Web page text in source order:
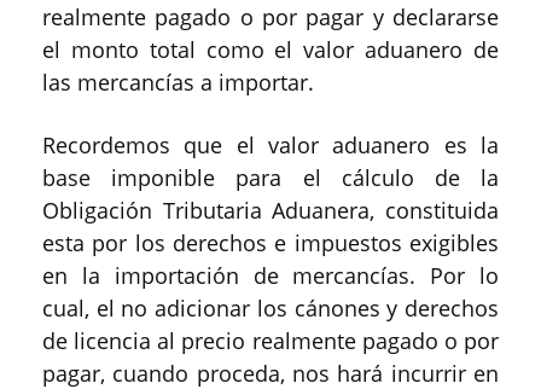
realmente pagado o por pagar y declararse
el monto total como el valor aduanero de
las mercancías a importar.
Recordemos que el valor aduanero es la
base imponible para el cálculo de la
Obligación Tributaria Aduanera, constituida
esta por los derechos e impuestos exigibles
en la importación de mercancías. Por lo
cual, el no adicionar los cánones y derechos
de licencia al precio realmente pagado o por
pagar, cuando proceda, nos hará incurrir en